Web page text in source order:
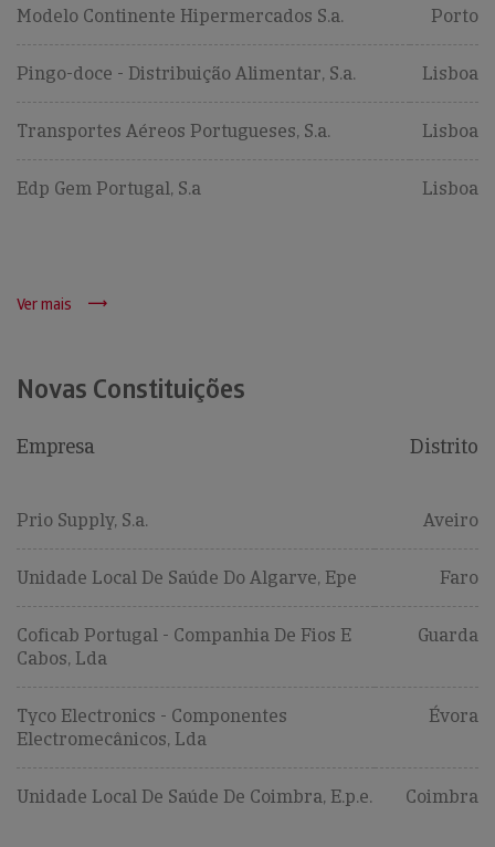
Modelo Continente Hipermercados S.a. Porto
Pingo-doce - Distribuição Alimentar, S.a. Lisboa
Transportes Aéreos Portugueses, S.a. Lisboa
Edp Gem Portugal, S.a Lisboa
Ver mais
Novas Constituições
Empresa Distrito
Prio Supply, S.a. Aveiro
Unidade Local De Saúde Do Algarve, Epe Faro
Coficab Portugal - Companhia De Fios E
Cabos, Lda
Guarda
Tyco Electronics - Componentes
Electromecânicos, Lda
Évora
Unidade Local De Saúde De Coimbra, E.p.e. Coimbra